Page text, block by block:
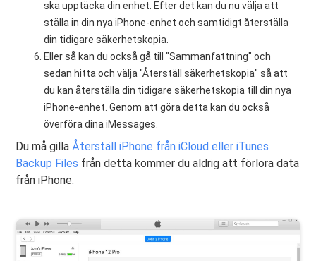
ska upptäcka din enhet. Efter det kan du nu välja att
ställa in din nya iPhone-enhet och samtidigt återställa
din tidigare säkerhetskopia.
Eller så kan du också gå till "Sammanfattning" och
sedan hitta och välja "Återställ säkerhetskopia" så att
du kan återställa din tidigare säkerhetskopia till din nya
iPhone-enhet. Genom att göra detta kan du också
överföra dina iMessages.
Du må gilla Återställ iPhone från iCloud eller iTunes
Backup Files från detta kommer du aldrig att förlora data
från iPhone.